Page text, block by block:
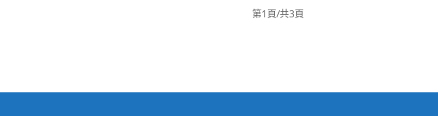
第1頁/共3頁